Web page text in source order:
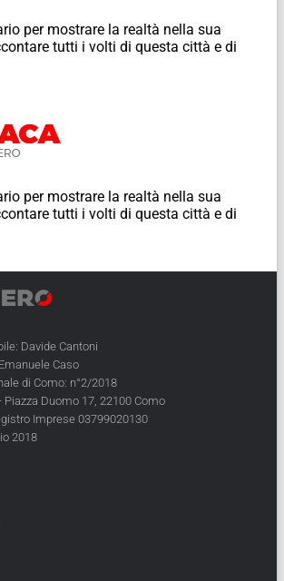
per mostrare la realtà nella sua
tutti i volti di questa città e di
per mostrare la realtà nella sua
tutti i volti di questa città e di
Davide Cantoni
Caso
di Como: n°2/2018
Piazza Duomo 17, 22100 Como
Imprese 03799020130
2018